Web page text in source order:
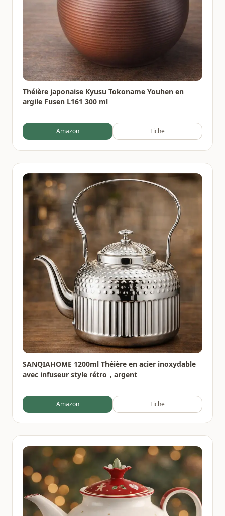
Théière japonaise Kyusu Tokoname Youhen en
argile Fusen L161 300 ml
Amazon Fiche
SANQIAHOME 1200ml Théière en acier inoxydable
avec infuseur style rétro，argent
Amazon Fiche